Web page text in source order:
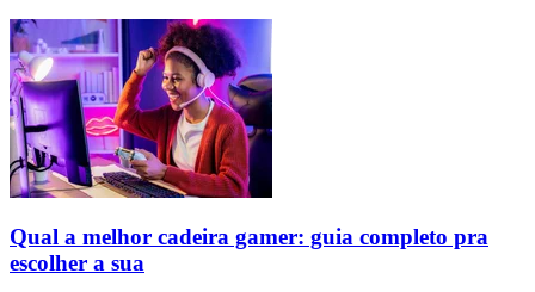
Qual a melhor cadeira gamer: guia completo pra
escolher a sua